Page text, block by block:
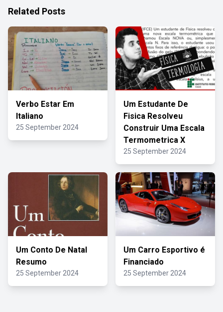
Related Posts
Verbo Estar Em
Italiano
25 September 2024
Um Estudante De
Fisica Resolveu
Construir Uma Escala
Termometrica X
25 September 2024
Um Conto De Natal
Resumo
25 September 2024
Um Carro Esportivo é
Financiado
25 September 2024